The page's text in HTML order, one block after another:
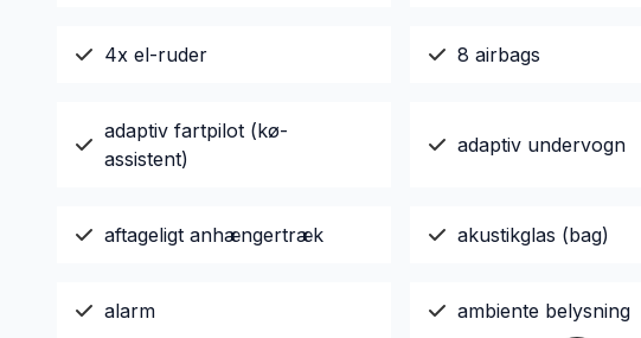
4x el-ruder 8 airbags
adaptiv fartpilot (kø-
assistent)
adaptiv undervogn
aftageligt anhængertræk akustikglas (bag)
alarm ambiente belysning